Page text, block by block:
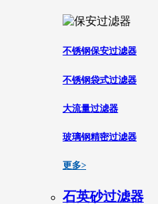
不锈钢保安过滤器
不锈钢袋式过滤器
大流量过滤器
玻璃钢精密过滤器
更多>
石英砂过滤器